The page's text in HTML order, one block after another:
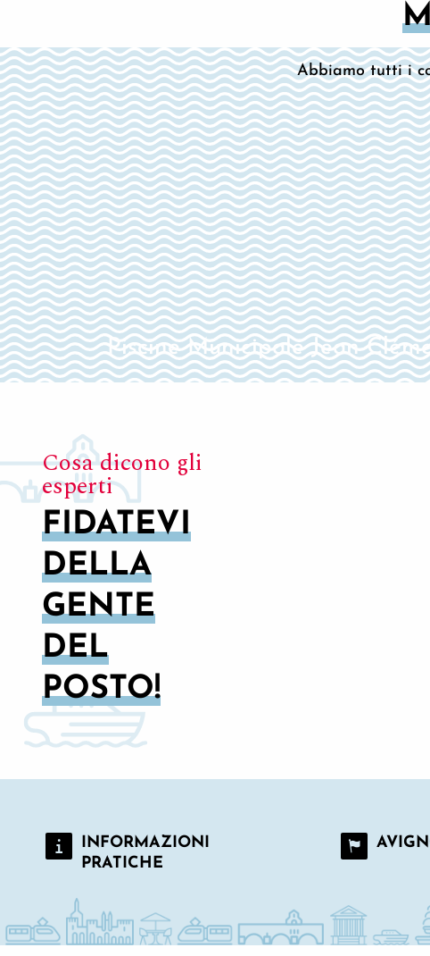
Abbiamo tutti i
Piscine Municipale Jean
Cosa dicono gli
esperti
FIDATEVI
DELLA
GENTE
DEL
POSTO!
INFORMAZIONI
PRATICHE